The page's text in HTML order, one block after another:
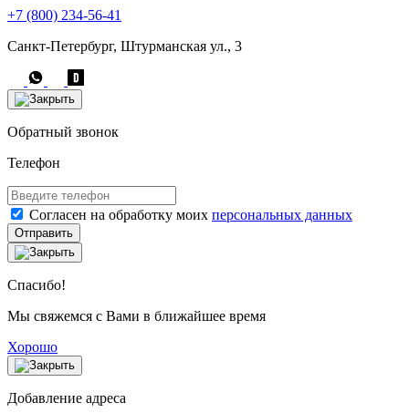
+7 (800) 234-56-41
Санкт-Петербург, Штурманская ул., 3
Обратный звонок
Телефон
Согласен на обработку моих персональных данных
Отправить
Спасибо!
Мы свяжемся с Вами в ближайшее время
Хорошо
Добавление адреса